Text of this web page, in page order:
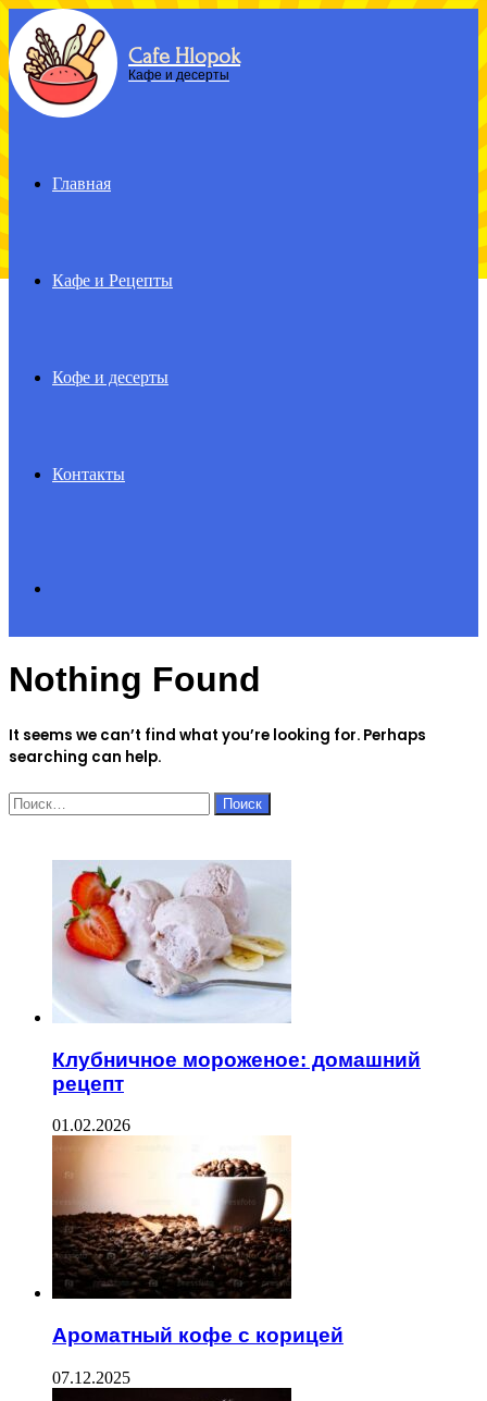
Menu Cafe Hlopok
Кафе и десерты
Главная
Кафе и Рецепты
Кофе и десерты
Контакты
for
Nothing Found
It seems we can’t find what you’re looking for. Perhaps
searching can help.
Найти:
Клубничное мороженое: домашний
рецепт
01.02.2026
Ароматный кофе с корицей
07.12.2025